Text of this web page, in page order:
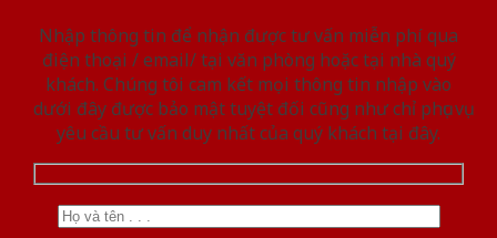
Nhập thông tin để nhận được tư vấn miễn phí qua
điện thoại / email/ tại văn phòng hoặc tại nhà quý
khách. Chúng tôi cam kết mọi thông tin nhập vào
dưới đây được bảo mật tuyệt đối cũng như chỉ phục vụ
yêu cầu tư vấn duy nhất của quý khách tại đây.